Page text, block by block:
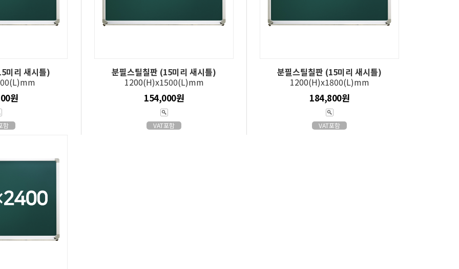
미리 새시틀)
원
함
분필스틸칠판 (15미리 새시틀)
1200(H)x1500(L)mm
154,000원
VAT포함
분필스틸칠판 (15미리 새시틀)
1200(H)x1800(L)mm
184,800원
VAT포함